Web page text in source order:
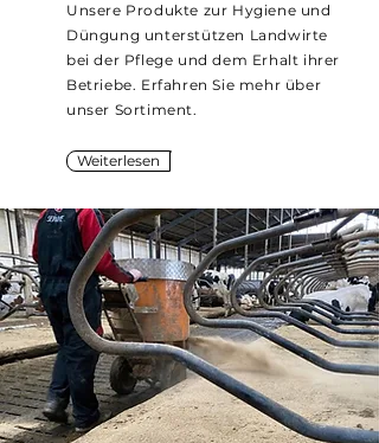
Unsere Produkte zur Hygiene und
Düngung unterstützen Landwirte
bei der Pflege und dem Erhalt ihrer
Betriebe. Erfahren Sie mehr über
unser Sortiment.
Weiterlesen